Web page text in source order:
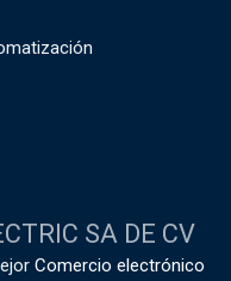
SA DE CV
Comercio electrónico